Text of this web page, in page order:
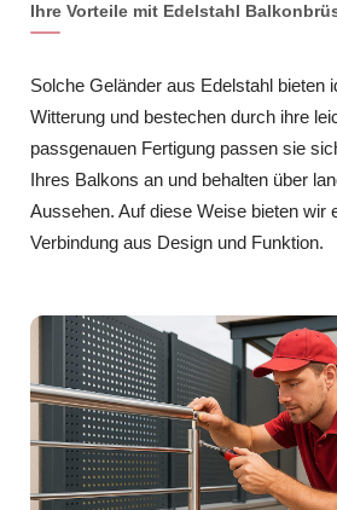
Ihre Vorteile mit Edelstahl
Solche Geländer aus Edelstahl bieten
Witterung und bestechen durch ihre
passgenauen Fertigung passen sie
Ihres Balkons an und behalten über
Aussehen. Auf diese Weise bieten wir
Verbindung aus Design und Funktion.